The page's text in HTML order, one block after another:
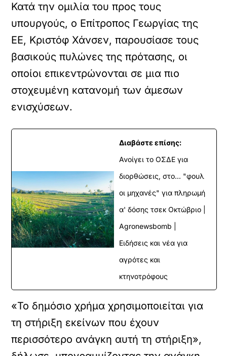
Κατά την ομιλία του προς τους
υπουργούς, ο Επίτροπος Γεωργίας της
ΕΕ, Κριστόφ Χάνσεν, παρουσίασε τους
βασικούς πυλώνες της πρότασης, οι
οποίοι επικεντρώνονται σε μια πιο
στοχευμένη κατανομή των άμεσων
ενισχύσεων.
Διαβάστε επίσης:
Ανοίγει το ΟΣΔΕ για
διορθώσεις, στο... "φουλ
οι μηχανές" για πληρωμή
α' δόσης τσεκ Οκτώβριο |
Agronewsbomb |
Ειδήσεις και νέα για
αγρότες και
κτηνοτρόφους
«Το δημόσιο χρήμα χρησιμοποιείται για
τη στήριξη εκείνων που έχουν
περισσότερο ανάγκη αυτή τη στήριξη»,